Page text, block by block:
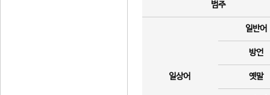
범주
일상어
일반어
방언
옛말